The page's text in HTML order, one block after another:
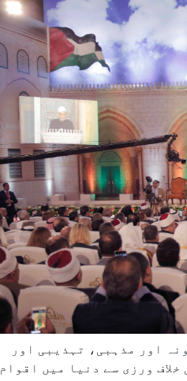
اور مذہبی، تہذیبی اور
ورزی سے دنیا میں اقوام